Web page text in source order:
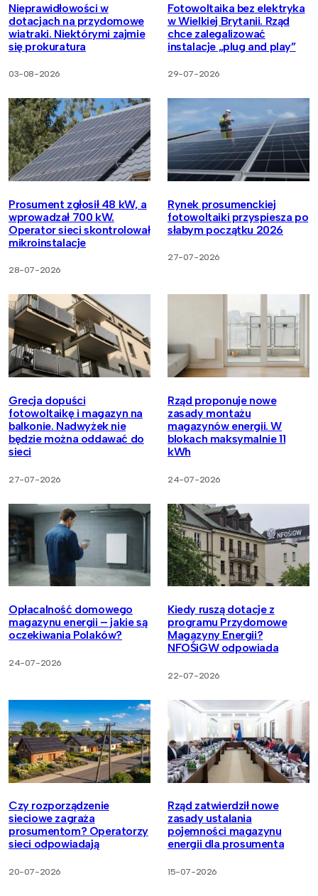
Nieprawidłowości w
dotacjach na przydomowe
wiatraki. Niektórymi zajmie
się prokuratura
03-08-2026
Fotowoltaika bez elektryka
w Wielkiej Brytanii. Rząd
chce zalegalizować
instalacje „plug and play”
29-07-2026
Prosument zgłosił 48 kW, a
wprowadzał 700 kW.
Operator sieci skontrolował
mikroinstalacje
28-07-2026
Rynek prosumenckiej
fotowoltaiki przyspiesza po
słabym początku 2026
27-07-2026
Grecja dopuści
fotowoltaikę i magazyn na
balkonie. Nadwyżek nie
będzie można oddawać do
sieci
27-07-2026
Rząd proponuje nowe
zasady montażu
magazynów energii. W
blokach maksymalnie 11
kWh
24-07-2026
Opłacalność domowego
magazynu energii – jakie są
oczekiwania Polaków?
24-07-2026
Kiedy ruszą dotacje z
programu Przydomowe
Magazyny Energii?
NFOŚiGW odpowiada
22-07-2026
Czy rozporządzenie
sieciowe zagraża
prosumentom? Operatorzy
sieci odpowiadają
20-07-2026
Rząd zatwierdził nowe
zasady ustalania
pojemności magazynu
energii dla prosumenta
15-07-2026